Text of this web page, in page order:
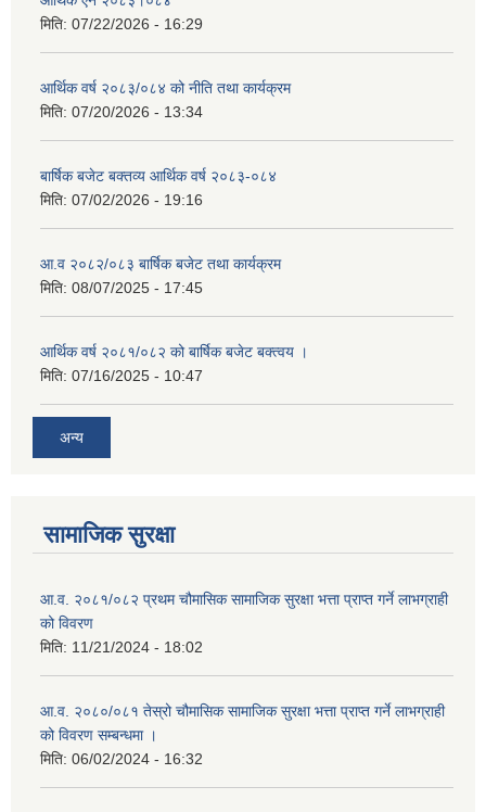
मिति: 07/22/2026 - 16:29
आर्थिक वर्ष २०८३/०८४ को नीति तथा कार्यक्रम
मिति: 07/20/2026 - 13:34
बार्षिक बजेट बक्तव्य आर्थिक वर्ष २०८३-०८४
मिति: 07/02/2026 - 19:16
आ.व २०८२/०८३ बार्षिक बजेट तथा कार्यक्रम
मिति: 08/07/2025 - 17:45
आर्थिक वर्ष २०८१/०८२ को बार्षिक बजेट बक्त्वय ।
मिति: 07/16/2025 - 10:47
अन्य
सामाजिक सुरक्षा
आ.व. २०८१/०८२ प्रथम चौमासिक सामाजिक सुरक्षा भत्ता प्राप्त गर्ने लाभग्राही
को विवरण
मिति: 11/21/2024 - 18:02
आ.व. २०८०/०८१ तेस्रो चौमासिक सामाजिक सुरक्षा भत्ता प्राप्त गर्ने लाभग्राही
को विवरण सम्बन्धमा ।
मिति: 06/02/2024 - 16:32